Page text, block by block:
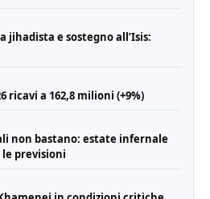
jihadista e sostegno all’Isis:
ricavi a 162,8 milioni (+9%)
non bastano: estate infernale
previsioni